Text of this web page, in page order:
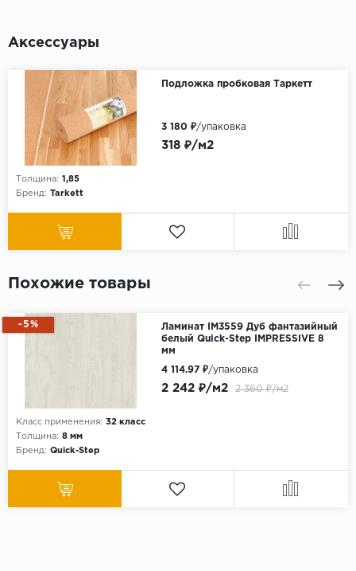
Аксессуары
Подложка пробковая Таркетт
Толщина: 1,85
Бренд: Tarkett
318 ₽/м2
3 180 ₽/упаковка
Похожие товары
-5%
Ламинат IM3559 Дуб фантазийный
белый Quick-Step IMPRESSIVE 8
мм
Класс применения: 32 класс
Толщина: 8 мм
Бренд: Quick-Step
2 242 ₽/м2 2 360 ₽/м2
4 114.97 ₽/упаковка